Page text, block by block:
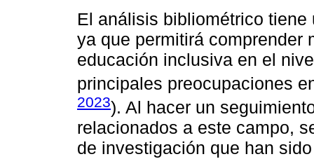
El análisis bibliométrico
ya que permitirá comprender
educación inclusiva en el
principales preocupaciones
2023). Al hacer un
relacionados a este campo,
de investigación que han